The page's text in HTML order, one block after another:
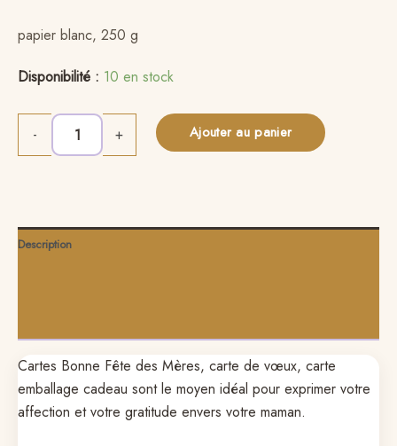
papier blanc, 250 g
Disponibilité : 10 en stock
- + Ajouter au panier
Description
Cartes Bonne Fête des Mères, carte de vœux, carte
emballage cadeau sont le moyen idéal pour exprimer votre
affection et votre gratitude envers votre maman.